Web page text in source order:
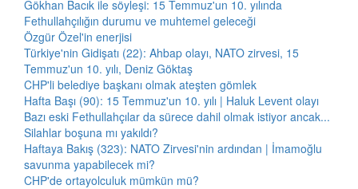
Gökhan Bacık ile söyleşi: 15 Temmuz'un 10. yılında
Fethullahçılığın durumu ve muhtemel geleceği
Özgür Özel'in enerjisi
Türkiye'nin Gidişatı (22): Ahbap olayı, NATO zirvesi, 15
Temmuz'un 10. yılı, Deniz Göktaş
CHP'li belediye başkanı olmak ateşten gömlek
Hafta Başı (90): 15 Temmuz'un 10. yılı | Haluk Levent olayı
Bazı eski Fethullahçılar da sürece dahil olmak istiyor ancak...
Silahlar boşuna mı yakıldı?
Haftaya Bakış (323): NATO Zirvesi'nin ardından | İmamoğlu
savunma yapabilecek mi?
CHP'de ortayolculuk mümkün mü?